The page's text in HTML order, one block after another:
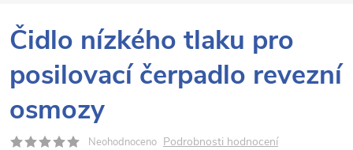
Čidlo nízkého tlaku pro
posilovací čerpadlo revezní
osmozy
Neohodnoceno Podrobnosti hodnocení